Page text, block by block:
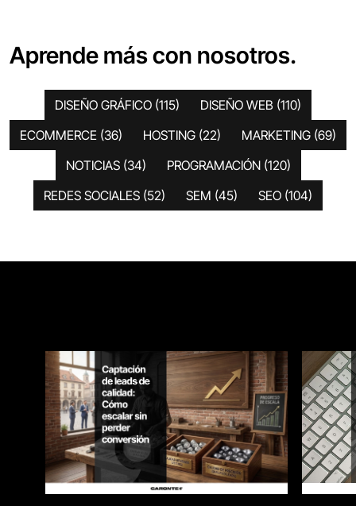
Aprende más con nosotros.
DISEÑO GRÁFICO (115) DISEÑO WEB (110)
ECOMMERCE (36) HOSTING (22) MARKETING (69)
NOTICIAS (34) PROGRAMACIÓN (120)
REDES SOCIALES (52) SEM (45) SEO (104)